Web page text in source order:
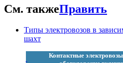
См. такжеПравить
Типы электровозов в
шахт
Контактные